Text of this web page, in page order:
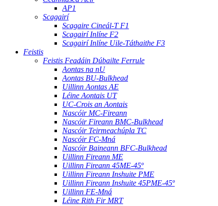
AP1
Scagairí
Scagaire Cineál-T F1
Scagairí Inlíne F2
Scagairí Inlíne Uile-Táthaithe F3
Feistis
Feistis Feadáin Dúbailte Ferrule
Aontas na nU
Aontas BU-Bulkhead
Uillinn Aontas AE
Léine Aontais UT
UC-Crois an Aontais
Nascóir MC-Fireann
Nascóir Fireann BMC-Bulkhead
Nascóir Teirmeachúpla TC
Nascóir FC-Mná
Nascóir Baineann BFC-Bulkhead
Uillinn Fireann ME
Uillinn Fireann 45ME-45º
Uillinn Fireann Inshuite PME
Uillinn Fireann Inshuite 45PME-45º
Uillinn FE-Mná
Léine Rith Fir MRT